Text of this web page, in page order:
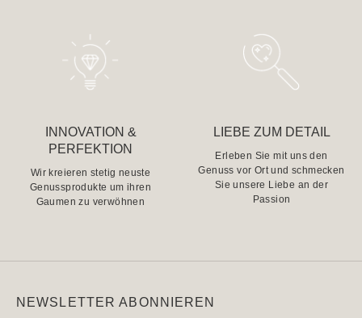
INNOVATION &
PERFEKTION
Wir kreieren stetig neuste
Genussprodukte um ihren
Gaumen zu verwöhnen
LIEBE ZUM DETAIL
Erleben Sie mit uns den
Genuss vor Ort und schmecken
Sie unsere Liebe an der
Passion
NEWSLETTER ABONNIEREN